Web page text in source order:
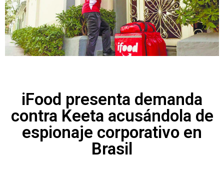
iFood presenta demanda
contra Keeta acusándola de
espionaje corporativo en
Brasil